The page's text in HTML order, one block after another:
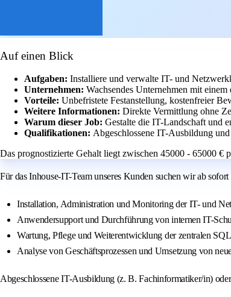
Auf einen Blick
Aufgaben: Installiere und verwalte IT- und
Unternehmen: Wachsendes Unternehmen mit
Vorteile: Unbefristete Festanstellung, kostenfreier
Weitere Informationen: Direkte Vermittlung ohne
Warum dieser Job: Gestalte die IT-Landschaft und
Qualifikationen: Abgeschlossene IT-Ausbildung
Das prognostizierte Gehalt liegt zwischen 45000 - 65000 €
Für das Inhouse-IT-Team unseres Kunden suchen wir ab
Installation, Administration und Monitoring der IT- und
Anwendersupport und Durchführung von internen IT-
Wartung, Pflege und Weiterentwicklung der zentralen
Analyse von Geschäftsprozessen und Umsetzung von
Abgeschlossene IT-Ausbildung (z. B. Fachinformatiker/in)